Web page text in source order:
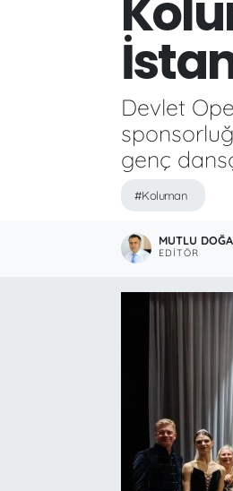
Devlet
genç
#Koluman
MUTLU
EDITÖR